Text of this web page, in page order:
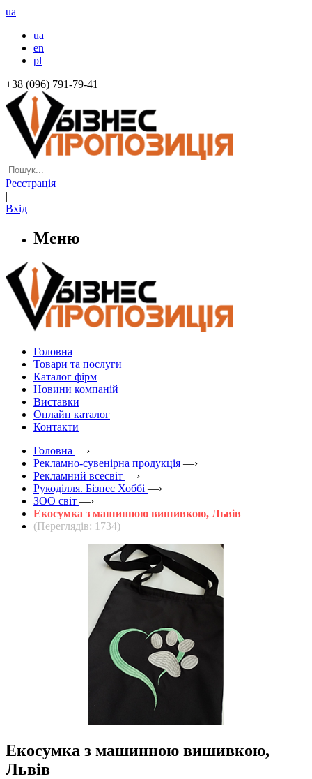
ua
ua
en
pl
+38 (096) 791-79-41
Реєстрація
|
Вхід
Меню
Головна
Товари та послуги
Каталог фірм
Новини компаній
Виставки
Онлайн каталог
Контакти
Головна —›
Рекламно-сувенірна продукція —›
Рекламний всесвіт —›
Рукоділля. Бізнес Хоббі —›
ЗOO світ —›
Екосумка з машинною вишивкою, Львів
(Переглядів: 1734)
Екосумка з машинною вишивкою,
Львів